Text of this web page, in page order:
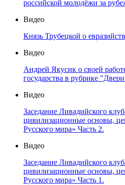
российской молодёжи за
Видео
Князь Трубецкой о
Видео
Андрей Якусик о своей
государства в рубрике
Видео
Заседание Ливадийского
цивилизационные основы,
Русского мира» Часть 2.
Видео
Заседание Ливадийского
цивилизационные основы,
Русского мира» Часть 1.